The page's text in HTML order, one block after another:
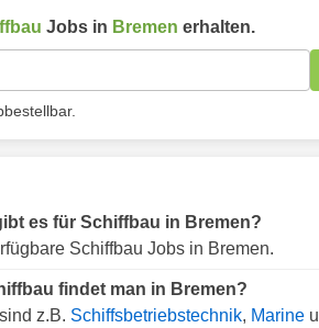
Jobs in Bremen erhalten.
es für Schiffbau in Bremen?
Schiffbau Jobs in Bremen.
findet man in Bremen?
z.B. Schiffsbetriebstechnik, Marine